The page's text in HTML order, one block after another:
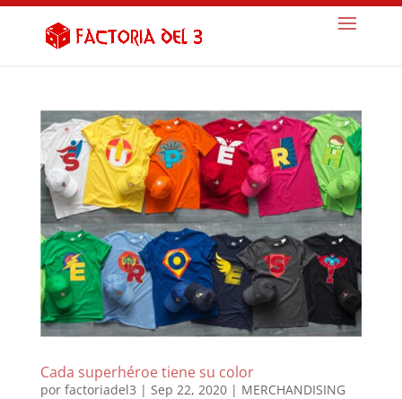
Cada superhéroe tiene su color
por factoriadel3 | Sep 22, 2020| MERCHANDISING